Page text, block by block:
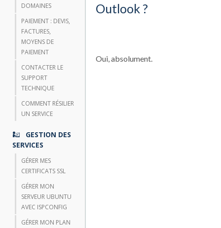
DOMAINES
PAIEMENT : DEVIS,
FACTURES,
MOYENS DE
PAIEMENT
CONTACTER LE
SUPPORT
TECHNIQUE
COMMENT RÉSILIER
UN SERVICE
GESTION DES
SERVICES
GÉRER MES
CERTIFICATS SSL
GÉRER MON
SERVEUR UBUNTU
AVEC ISPCONFIG
GÉRER MON PLAN
Outlook ?
Oui, absolument.